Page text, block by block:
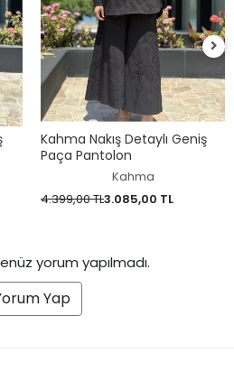
Kahma Nakış Detaylı Geniş
Paça Pantolon
Kahma
4.399,00 TL3.085,00 TL
yorum yapılmadı.
Yap